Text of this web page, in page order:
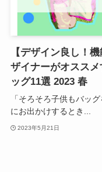
【デザイン良し！
ザイナーがオスス
ッグ11選 2023 春
「そろそろ子供もバッ
にお出かけするとき...
2023年5月21日